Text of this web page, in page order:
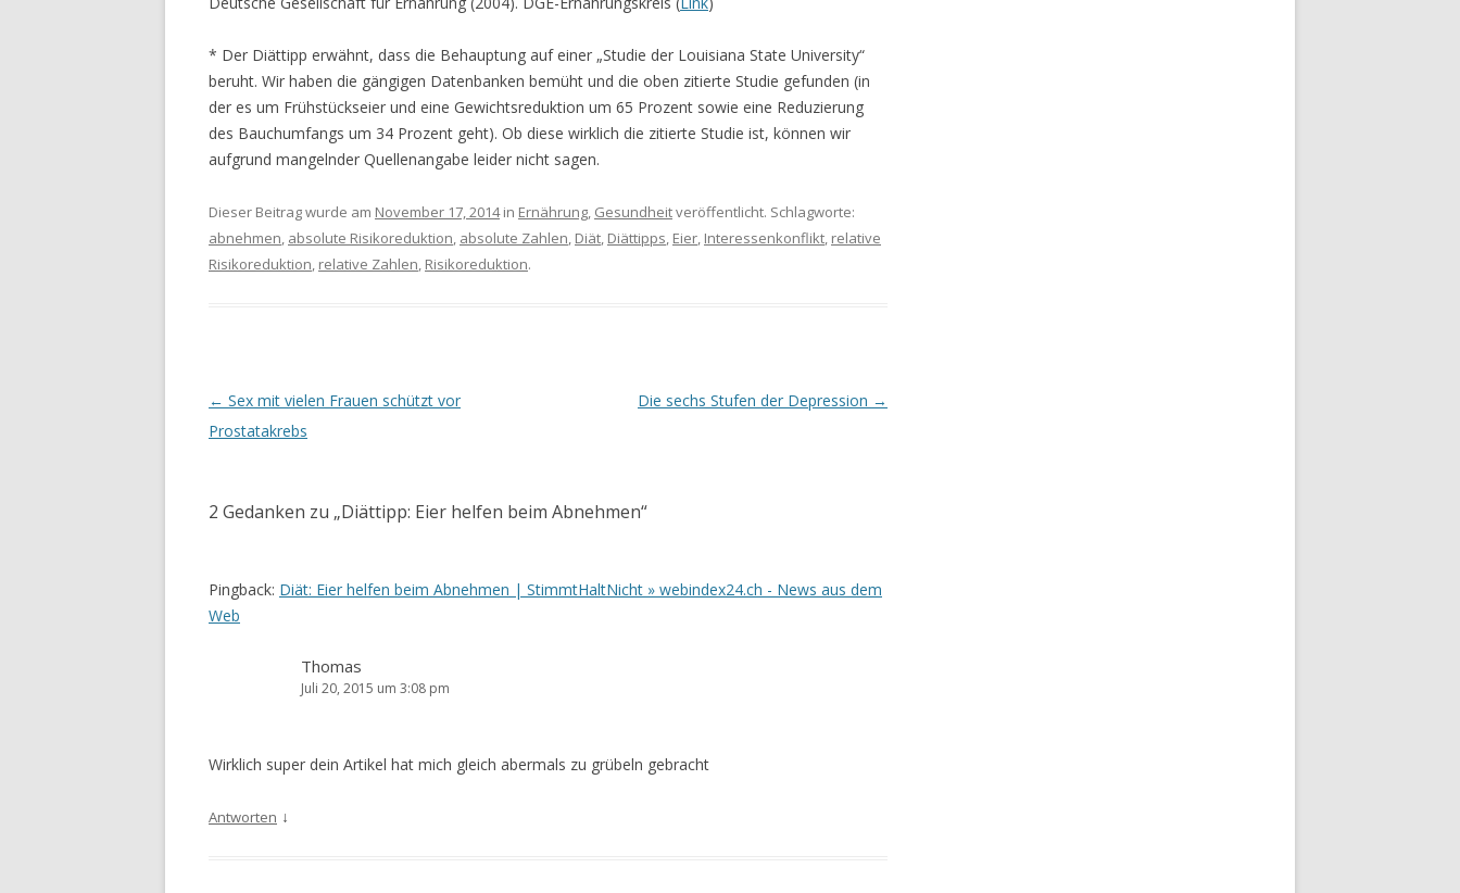
* Der Diättipp erwähnt, dass die Behauptung auf einer „Studie der Louisiana State University“
beruht. Wir haben die gängigen Datenbanken bemüht und die oben zitierte Studie gefunden (in
der es um Frühstückseier und eine Gewichtsreduktion um 65 Prozent sowie eine Reduzierung
des Bauchumfangs um 34 Prozent geht). Ob diese wirklich die zitierte Studie ist, können wir
aufgrund mangelnder Quellenangabe leider nicht sagen.
Dieser Beitrag wurde am November 17, 2014in Ernährung Gesundheitveröffentlicht. Schlagworte:
abnehmen absolute Risikoreduktion absolute Zahlen Diät Diättipps Eier Interessenkonflikt relative
Risikoreduktion relative Zahlen Risikoreduktion.
Beitrags-
Navigation
← Sex mit vielen Frauen schützt vor
Prostatakrebs
Die sechs Stufen der Depression →
2 Gedanken zu „Diättipp: Eier helfen beim Abnehmen“
Pingback: Diät: Eier helfen beim Abnehmen | StimmtHaltNicht » webindex24.ch - News aus dem
Web
Thomas
Juli 20, 2015 um 3:08 pm
Wirklich super dein Artikel hat mich gleich abermals zu grübeln gebracht
Antworten ↓